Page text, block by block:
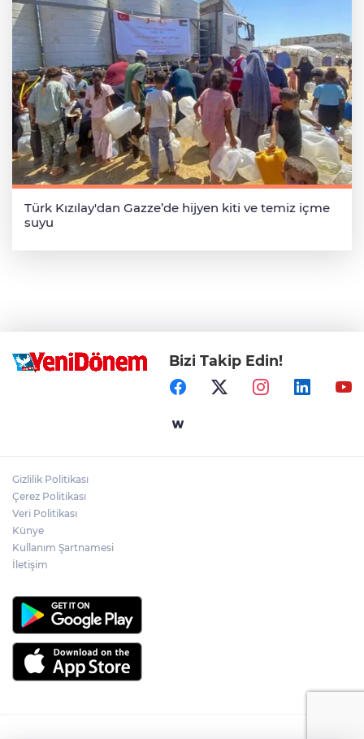
Türk Kızılay'dan Gazze’de hijyen kiti ve temiz içme
suyu
Bizi Takip Edin!
Gizlilik Politikası
Çerez Politikası
Veri Politikası
Künye
Kullanım Şartnamesi
İletişim